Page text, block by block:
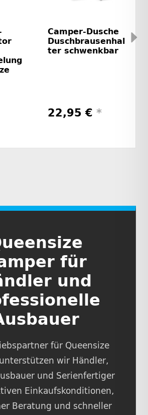
Camper-Dusche
Duschbrausenhal
ter schwenkbar
22,95 € *
für
und
für Queensize
wir Händler,
und Serienfertiger
Einkaufskonditionen,
Beratung und schneller